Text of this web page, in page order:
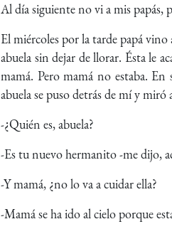
Al día siguiente no vi a mis papás,
El miércoles por la tarde papá vino
abuela sin dejar de llorar. Ésta le
mamá. Pero mamá no estaba.
abuela se puso detrás de mí y miró
-¿Quién es, abuela?
-Es tu nuevo hermanito -me dijo,
-Y mamá, ¿no lo va a cuidar ella?
-Mamá se ha ido al cielo porque